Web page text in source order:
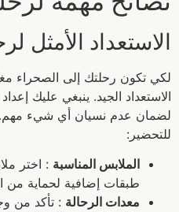
الاستعداد الأمثل
لكي تكون رحلتك إلى الصحراء
الاستعداد الجيد. ينبغي عليك
لضمان عدم نسيان أي شيء مهم.
للتحضير:
الملابس المناسبة : اختر
طبقات إضافية لحماية من
معدات الرحالة : تأكد من